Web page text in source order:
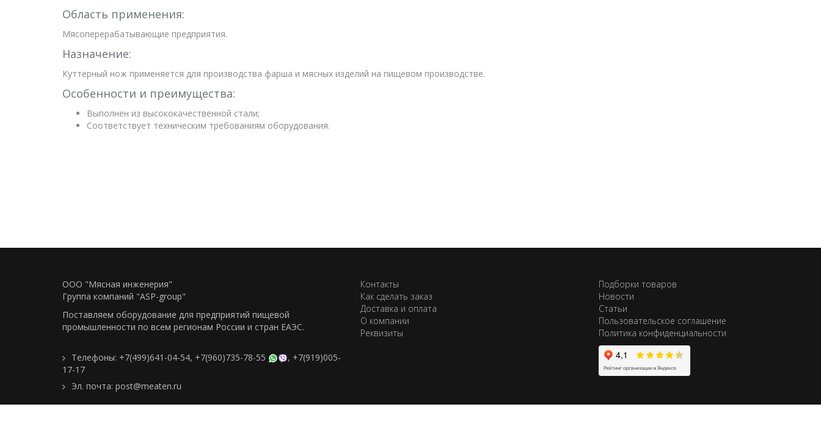
Область применения:
Мясоперерабатывающие предприятия.
Назначение:
Куттерный нож применяется для производства фарша и мясных изделий на пищевом производстве.
Особенности и преимущества:
Выполнен из высококачественной стали;
Соответствует техническим требованиям оборудования.
ООО "Мясная инженерия"
Группа компаний "ASP-group"
Поставляем оборудование для предприятий пищевой
промышленности по всем регионам Росcии и стран ЕАЭС.
Телефоны: +7(499)641-04-54, +7(960)735-78-55 , +7(919)005-
17-17
Эл. почта: post@meaten.ru
Контакты
Как сделать заказ
Доставка и оплата
О компании
Реквизиты
Подборки товаров
Новости
Статьи
Пользовательское соглашение
Политика конфиденциальности